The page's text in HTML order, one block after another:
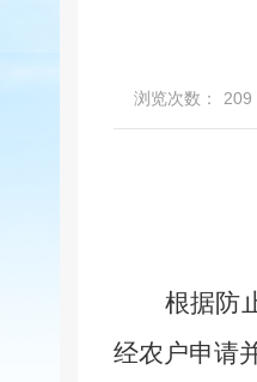
浏览次数： 209
根据防
经农 户申请